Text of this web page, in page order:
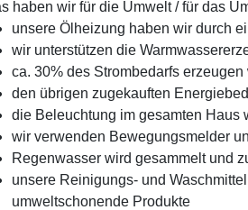
haben wir für die Umwelt / für das
unsere Ölheizung haben wir durch
wir unterstützen die
ca. 30% des Strombedarfs
den übrigen zugekauften
die Beleuchtung im gesamten Haus
wir verwenden Bewegungsmelder
Regenwasser wird gesammelt und
unsere Reinigungs- und
umweltschonende Produkte